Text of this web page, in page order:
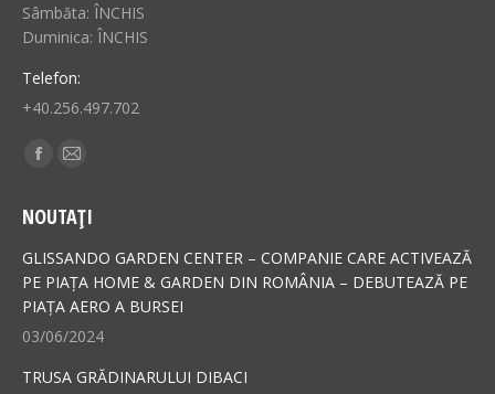
Sâmbăta: ÎNCHIS
Duminica: ÎNCHIS
Telefon:
+40.256.497.702
Find us on:
Facebook
opens
in
new
window
Mail
opens
in
new
window
NOUTAȚI
GLISSANDO GARDEN CENTER – COMPANIE CARE ACTIVEAZĂ
PE PIAȚA HOME & GARDEN DIN ROMÂNIA – DEBUTEAZĂ PE
PIAȚA AERO A BURSEI
03/06/2024
TRUSA GRĂDINARULUI DIBACI